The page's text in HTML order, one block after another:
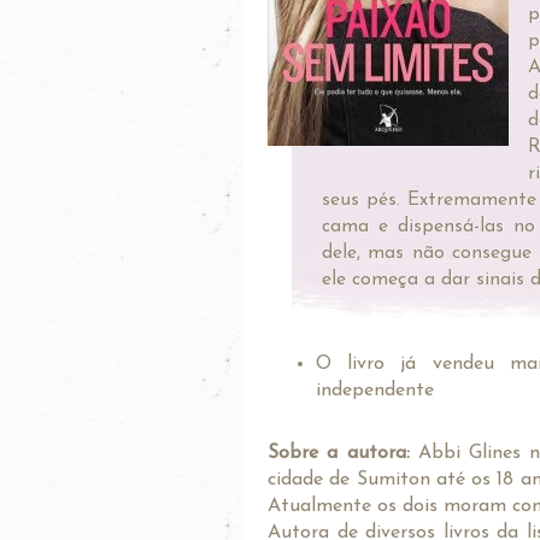
seus pés.
cama e dispensá-las
dele, mas não
ele começa a dar sinais
O livro já vendeu
independente
Sobre a autora: Abbi Glines
cidade de Sumiton até os 18
Atualmente os dois moram
Autora de diversos livros da